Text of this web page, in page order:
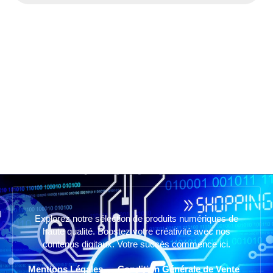
Explorez notre sélection de produits numériques de
haute qualité. Boostez votre créativité avec nos
contenus digitaux. Votre succès commence ici.
Mentions Légales Condition Générale de Vente